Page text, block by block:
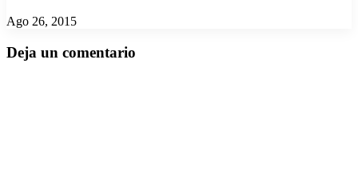
Ago 26, 2015
Deja un comentario